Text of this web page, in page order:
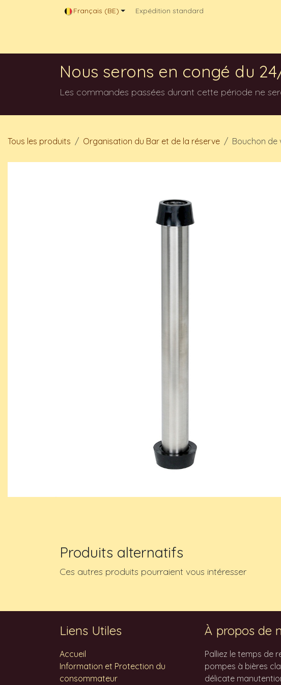
Se rendre au contenuFrançais (BE) Expédition standard
Nous serons en congé du
Les commandes passées durant cette période ne
Tous les produits Organisation du Bar et de la réserve Bouchon de
Produits alternatifs
Ces autres produits pourraient vous intéresser
Liens Utiles
Accueil
Information et Protection du
consommateur
À propos de
Palliez le temps de
pompes à bières
délicate